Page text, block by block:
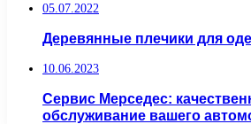
05.07.2022
Деревянные плечики для
10.06.2023
Сервис Мерседес:
обслуживание вашего